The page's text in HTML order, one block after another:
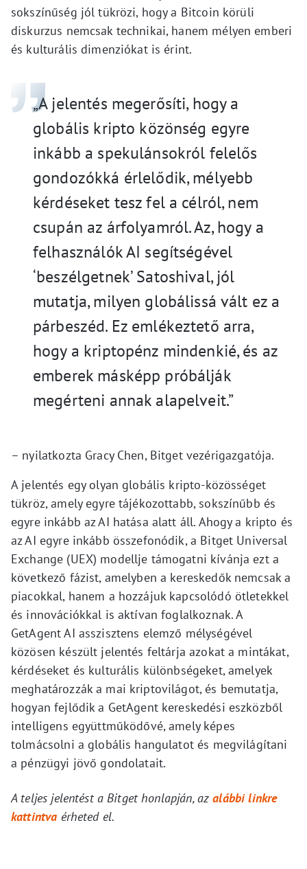
sokszínűség jól tükrözi, hogy a Bitcoin körüli
diskurzus nemcsak technikai, hanem mélyen emberi
és kulturális dimenziókat is érint.
„A jelentés megerősíti, hogy a
globális kripto közönség egyre
inkább a spekulánsokról felelős
gondozókká érlelődik, mélyebb
kérdéseket tesz fel a célról, nem
csupán az árfolyamról. Az, hogy a
felhasználók AI segítségével
‘beszélgetnek’ Satoshival, jól
mutatja, milyen globálissá vált ez a
párbeszéd. Ez emlékeztető arra,
hogy a kriptopénz mindenkié, és az
emberek másképp próbálják
megérteni annak alapelveit.”
– nyilatkozta Gracy Chen, Bitget vezérigazgatója.
A jelentés egy olyan globális kripto-közösséget
tükröz, amely egyre tájékozottabb, sokszínűbb és
egyre inkább az AI hatása alatt áll. Ahogy a kripto és
az AI egyre inkább összefonódik, a Bitget Universal
Exchange (UEX) modellje támogatni kívánja ezt a
következő fázist, amelyben a kereskedők nemcsak a
piacokkal, hanem a hozzájuk kapcsolódó ötletekkel
és innovációkkal is aktívan foglalkoznak. A
GetAgent AI asszisztens elemző mélységével
közösen készült jelentés feltárja azokat a mintákat,
kérdéseket és kulturális különbségeket, amelyek
meghatározzák a mai kriptovilágot, és bemutatja,
hogyan fejlődik a GetAgent kereskedési eszközből
intelligens együttműködővé, amely képes
tolmácsolni a globális hangulatot és megvilágítani
a pénzügyi jövő gondolatait.
A teljes jelentést a Bitget honlapján, azalábbi linkre
kattintva érheted el.